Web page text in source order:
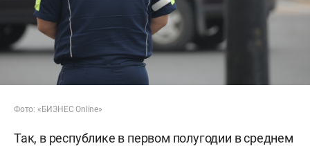
Фото: «БИЗНЕС Online»
Так, в республике в первом полугодии в среднем